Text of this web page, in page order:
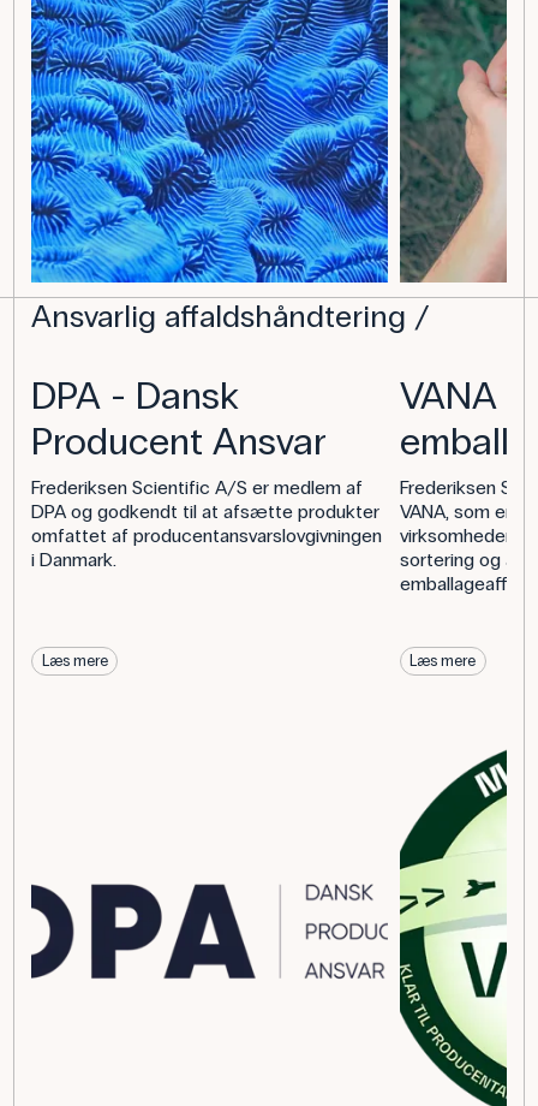
Ansvarlig affaldshåndtering
DPA - Dansk
Producent Ansvar
Frederiksen Scientific A/S er medlem af
DPA og godkendt til at afsætte produkter
omfattet af producentansvarslovgivningen
i Danmark.
Læs mere
VANA -
Frederiksen
VANA, som er
virksomheder,
sortering og
emballageaffald.
Læs mere